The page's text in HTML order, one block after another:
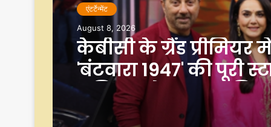
एंटर्टेन्मेंट
August 8, 2026
केबीसी के ग्रैंड प्रीमियर
'बंटवारा 1947' की पूरी
अमिताभ के साथ आमिर
आएंगे नजर